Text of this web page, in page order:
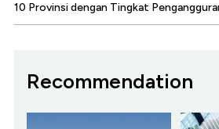
10 Provinsi dengan Tingkat
Recommendation